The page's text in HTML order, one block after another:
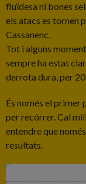
fluïdesa ni bones
els atacs es tornen
Cassanenc.
Tot i alguns
sempre ha estat
derrota dura, per
És només el
per recórrer. Cal
entendre que
resultats.